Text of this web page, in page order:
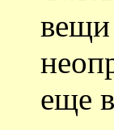
вещи
еще